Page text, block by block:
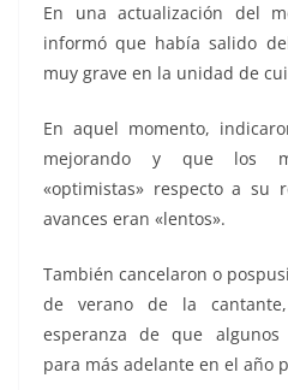
En una actualización del
informó que había salido
muy grave en la unidad de
En aquel momento,
mejorando y que los
«optimistas» respecto a su
avances eran «lentos».
También cancelaron o
de verano de la
esperanza de que algunos
para más adelante en el año